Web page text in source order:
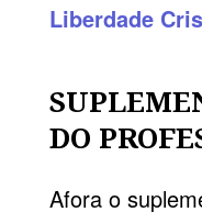
Liberdade
DO
Afora o